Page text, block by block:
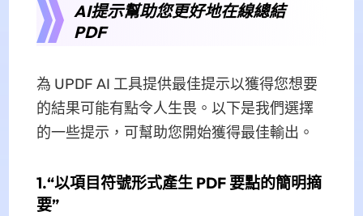
AI提示幫助您更好地在線總結
PDF
為 UPDF AI 工具提供最佳提示以獲得您想要
的結果可能有點令人生畏。以下是我們選擇
的一些提示，可幫助您開始獲得最佳輸出。
1.“以項目符號形式產生 PDF 要點的簡明摘
要”